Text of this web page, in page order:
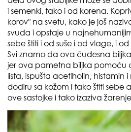
i semenki, tako i od korena.
korov" na svetu, kako je još
svuda i opstaje u
sebe štiti i od suše i od vlage, i
Svi znamo da ova čudesna
jer ova pametna biljka pomoću
lista, ispušta acetiholin, histamin i
dodiru sa kožom i tako štiti sebe
ove sastojke i tako izaziva